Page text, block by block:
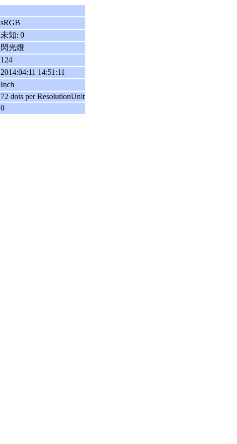
sRGB
未知: 0
閃光燈
124
2014:04:11 14:51:11
Inch
72 dots per ResolutionUnit
0